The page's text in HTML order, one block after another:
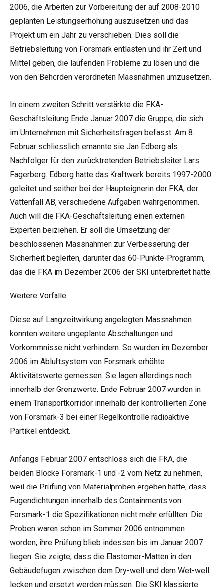
2006, die Arbeiten zur Vorbereitung der auf 2008-2010
geplanten Leistungserhöhung auszusetzen und das
Projekt um ein Jahr zu verschieben. Dies soll die
Betriebsleitung von Forsmark entlasten und ihr Zeit und
Mittel geben, die laufenden Probleme zu lösen und die
von den Behörden verordneten Massnahmen umzusetzen.
In einem zweiten Schritt verstärkte die FKA-
Geschäftsleitung Ende Januar 2007 die Gruppe, die sich
im Unternehmen mit Sicherheitsfragen befasst. Am 8.
Februar schliesslich ernannte sie Jan Edberg als
Nachfolger für den zurücktretenden Betriebsleiter Lars
Fagerberg. Edberg hatte das Kraftwerk bereits 1997-2000
geleitet und seither bei der Haupteignerin der FKA, der
Vattenfall AB, verschiedene Aufgaben wahrgenommen.
Auch will die FKA-Geschäftsleitung einen externen
Experten beiziehen. Er soll die Umsetzung der
beschlossenen Massnahmen zur Verbesserung der
Sicherheit begleiten, darunter das 60-Punkte-Programm,
das die FKA im Dezember 2006 der SKI unterbreitet hatte.
Weitere Vorfälle
Diese auf Langzeitwirkung angelegten Massnahmen
konnten weitere ungeplante Abschaltungen und
Vorkommnisse nicht verhindern. So wurden im Dezember
2006 im Abluftsystem von Forsmark erhöhte
Aktivitätswerte gemessen. Sie lagen allerdings noch
innerhalb der Grenzwerte. Ende Februar 2007 wurden in
einem Transportkorridor innerhalb der kontrollierten Zone
von Forsmark-3 bei einer Regelkontrolle radioaktive
Partikel entdeckt.
Anfangs Februar 2007 entschloss sich die FKA, die
beiden Blöcke Forsmark-1 und -2 vom Netz zu nehmen,
weil die Prüfung von Materialproben ergeben hatte, dass
Fugendichtungen innerhalb des Containments von
Forsmark-1 die Spezifikationen nicht mehr erfüllten. Die
Proben waren schon im Sommer 2006 entnommen
worden, ihre Prüfung blieb indessen bis im Januar 2007
liegen. Sie zeigte, dass die Elastomer-Matten in den
Gebäudefugen zwischen dem Dry-well und dem Wet-well
lecken und ersetzt werden müssen. Die SKI klassierte